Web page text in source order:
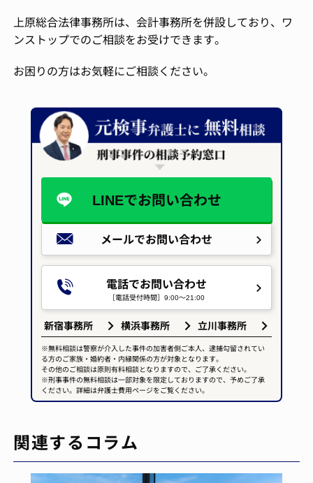
上原総合法律事務所は、会計事務所を併設しており、ワ
ンストップでのご相談をお受けできます。
お困りの方はお気軽にご相談ください。
電話でお問い合わせ
［電話受付時間］9:00～21:00
メールでお問い合わせ
LINEでお問い合わせ
新宿事務所 横浜事務所 立川事務所
※無料相談は警察が介入した事件の加害者側ご本人、逮捕勾留されてい
る方のご家族・婚約者・内縁関係の方が対象となります。
その他のご相談は原則有料相談となりますので、ご了承ください。
※刑事事件の無料相談は一部対象を限定しておりますので、予めご了承
ください。詳細は弁護士費用ページをご覧ください。
関連するコラム